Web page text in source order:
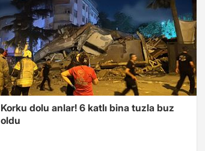
Korku dolu anlar! 6 katlı bina tuzla buz
oldu